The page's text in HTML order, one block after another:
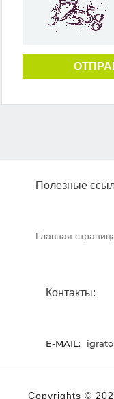
Полезные
Главная
Контакты:
E-MAIL:
Copyrights ©